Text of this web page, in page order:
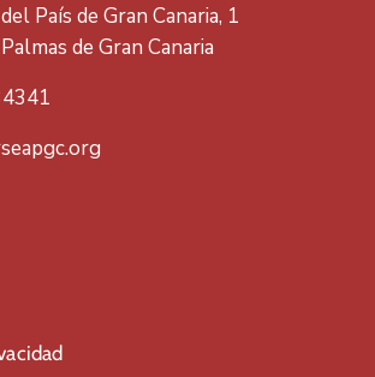
País de Gran Canaria, 1
de Gran Canaria